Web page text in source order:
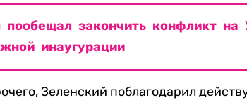
пообещал закончить конфликт на
инаугурации
Зеленский поблагодарил